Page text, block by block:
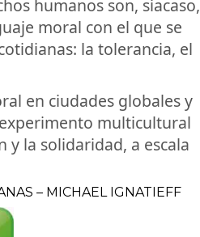
humanos son, siacaso,
moral con el que se
la tolerancia, el
en ciudades globales y
multicultural
y la solidaridad, a escala
– MICHAEL IGNATIEFF